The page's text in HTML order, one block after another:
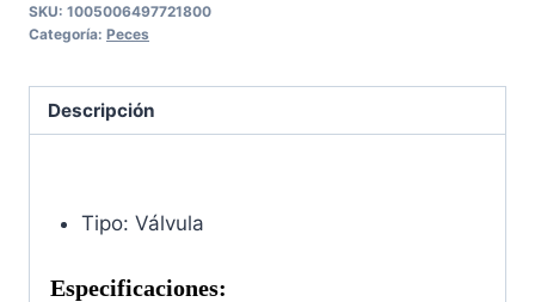
SKU: 1005006497721800
Categoría: Peces
Descripción
Tipo: Válvula
Especificaciones: